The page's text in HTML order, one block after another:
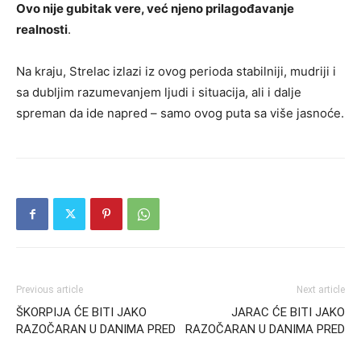
Ovo nije gubitak vere, već njeno prilagođavanje
realnosti.
Na kraju, Strelac izlazi iz ovog perioda stabilniji, mudriji i
sa dubljim razumevanjem ljudi i situacija, ali i dalje
spreman da ide napred – samo ovog puta sa više jasnoće.
Previous article
ŠKORPIJA ĆE BITI JAKO
RAZOČARAN U DANIMA PRED
Next article
JARAC ĆE BITI JAKO
RAZOČARAN U DANIMA PRED